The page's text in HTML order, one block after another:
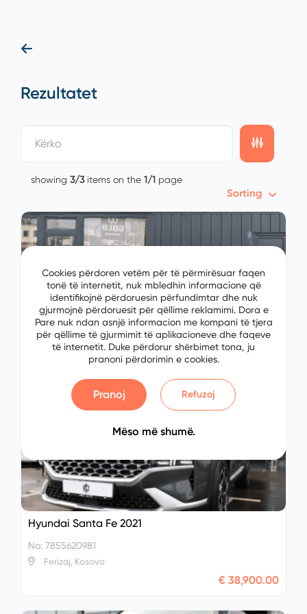
Rezultatet
showing 3/3 items on the 1/1 page
Sorting
Hyundai i30 2016
No: 2227041207
Gjilanë, Kosovo
€ 10,900.00
Hyundai Santa Fe 2021
No: 7855620981
Ferizaj, Kosovo
€ 38,900.00
Cookies përdoren vetëm për të përmirësuar faqen
tonë të internetit, nuk mbledhin informacione që
identifikojnë përdoruesin përfundimtar dhe nuk
gjurmojnë përdoruesit për qëllime reklamimi. Dora e
Pare nuk ndan asnjë informacion me kompani të tjera
për qëllime të gjurmimit të aplikacioneve dhe faqeve
të internetit. Duke përdorur shërbimet tona, ju
pranoni përdorimin e cookies.
Pranoj Refuzoj
Mëso më shumë.